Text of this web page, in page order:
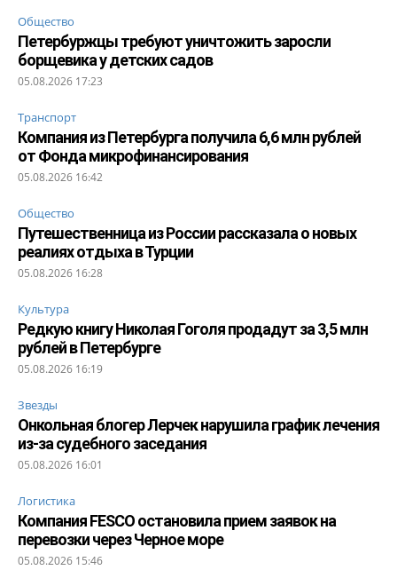
Общество
Петербуржцы требуют уничтожить заросли
борщевика у детских садов
05.08.2026 17:23
Транспорт
Компания из Петербурга получила 6,6 млн рублей
от Фонда микрофинансирования
05.08.2026 16:42
Общество
Путешественница из России рассказала о новых
реалиях отдыха в Турции
05.08.2026 16:28
Культура
Редкую книгу Николая Гоголя продадут за 3,5 млн
рублей в Петербурге
05.08.2026 16:19
Звезды
Онкольная блогер Лерчек нарушила график лечения
из-за судебного заседания
05.08.2026 16:01
Логистика
Компания FESCO остановила прием заявок на
перевозки через Черное море
05.08.2026 15:46